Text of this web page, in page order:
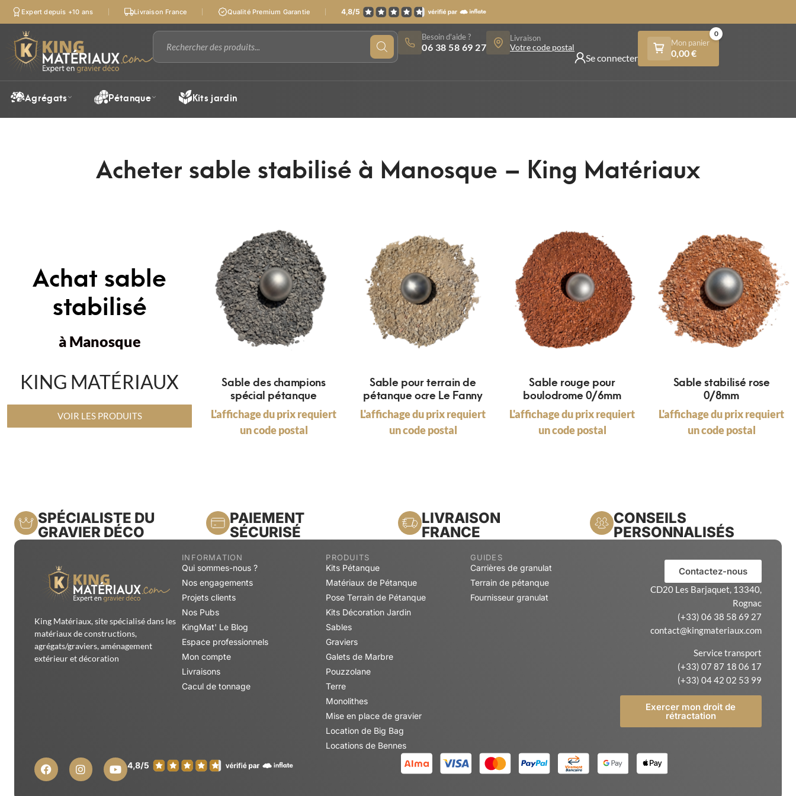
Expert depuis +10 ans Livraison France Qualité Premium Garantie
Besoin d'aide ?
06 38 58 69 27
Livraison
Votre code postal
Se connecter
Mon panier
0,00€
0
Agrégats Pétanque Kits jardin
Acheter sable stabilisé à Manosque – King Matériaux
Achat sable
stabilisé
à Manosque
KING MATÉRIAUX
VOIR LES PRODUITS
Sable des champions
spécial pétanque
L'affichage du prix requiert
un code postal
Sable pour terrain de
pétanque ocre Le Fanny
L'affichage du prix requiert
un code postal
Sable rouge pour
boulodrome 0/6mm
L'affichage du prix requiert
un code postal
Sable stabilisé rose
0/8mm
L'affichage du prix requiert
un code postal
SPÉCIALISTE DU
GRAVIER DÉCO
PAIEMENT
SÉCURISÉ
LIVRAISON
FRANCE
CONSEILS
PERSONNALISÉS
King Matériaux, site spécialisé dans les
matériaux de constructions,
agrégats/graviers, aménagement
extérieur et décoration
INFORMATION
Qui sommes-nous ?
Nos engagements
Projets clients
Nos Pubs
KingMat' Le Blog
Espace professionnels
Mon compte
Livraisons
Cacul de tonnage
PRODUITS
Kits Pétanque
Matériaux de Pétanque
Pose Terrain de Pétanque
Kits Décoration Jardin
Sables
Graviers
Galets de Marbre
Pouzzolane
Terre
Monolithes
Mise en place de gravier
Location de Big Bag
Locations de Bennes
GUIDES
Carrières de granulat
Terrain de pétanque
Fournisseur granulat
Contactez-nous
CD20 Les Barjaquet, 13340,
Rognac
(+33) 06 38 58 69 27
contact@kingmateriaux.com
Service transport
(+33) 07 87 18 06 17
(+33) 04 42 02 53 99
Exercer mon droit de
rétractation